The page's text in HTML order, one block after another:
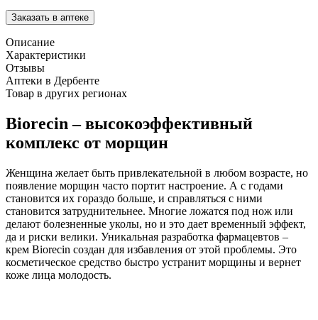
Описание
Характеристики
Отзывы
Аптеки в Дербенте
Товар в других регионах
Biorecin – высокоэффективный
комплекс от морщин
Женщина желает быть привлекательной в любом возрасте, но
появление морщин часто портит настроение. А с годами
становится их гораздо больше, и справляться с ними
становится затруднительнее. Многие ложатся под нож или
делают болезненные уколы, но и это дает временный эффект,
да и риски велики. Уникальная разработка фармацевтов –
крем Biorecin создан для избавления от этой проблемы. Это
косметическое средство быстро устранит морщины и вернет
коже лица молодость.